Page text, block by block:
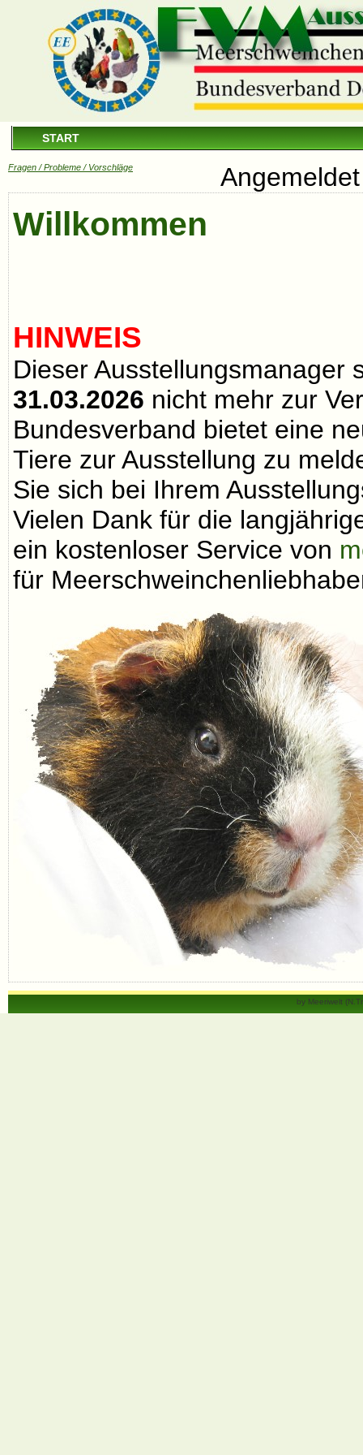
START
Fragen / Probleme / Vorschläge
Willkommen
HINWEIS
Dieser Ausstellungsmanager
31.03.2026 nicht mehr zur
Bundesverband bietet eine
Tiere zur Ausstellung zu
Sie sich bei Ihrem
Vielen Dank für die
ein kostenloser Service von
für
by Meeriwelt